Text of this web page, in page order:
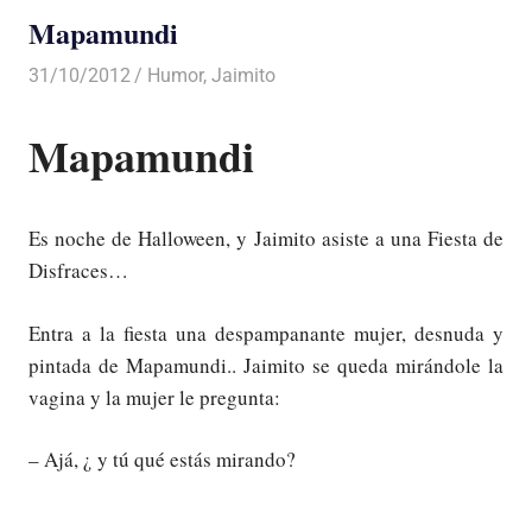
Mapamundi
31/10/2012 Luis Castellanos
Humor,Jaimito
Mapamundi
Es noche de Halloween, y Jaimito asiste a una Fiesta de
Disfraces…
Entra a la fiesta una despampanante mujer, desnuda y
pintada de Mapamundi.. Jaimito se queda mirándole la
vagina y la mujer le pregunta:
– Ajá, ¿ y tú qué estás mirando?